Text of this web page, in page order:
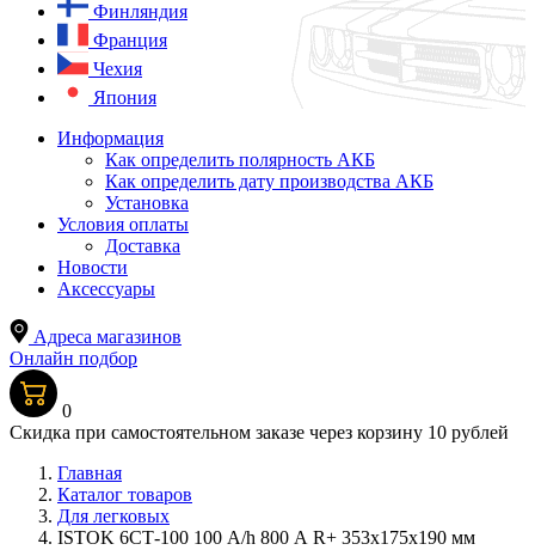
Финляндия
Франция
Чехия
Япония
Информация
Как определить полярность АКБ
Как определить дату производства АКБ
Установка
Условия оплаты
Доставка
Новости
Аксессуары
Адреса магазинов
Онлайн подбор
0
Скидка при самостоятельном заказе через корзину 10 рублей
Главная
Каталог товаров
Для легковых
ISTOK 6CТ-100 100 A/h 800 А R+ 353x175x190 мм